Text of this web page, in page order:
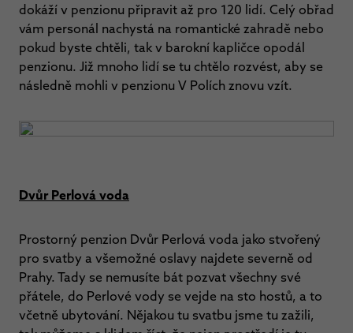
dokáží v penzionu připravit až pro 120 lidí. Celý obřad
vám personál nachystá na romantické zahradě nebo
pokud byste chtěli, tak v barokní kapličce opodál
penzionu. Již mnoho lidí se tu chtělo rozvést, aby se
následně mohli v penzionu V Polích znovu vzít.
Dvůr Perlová voda
Prostorný penzion Dvůr Perlová voda jako stvořený
pro svatby a všemožné oslavy najdete severně od
Prahy. Tady se nemusíte bát pozvat všechny své
přátele, do Perlové vody se vejde na sto hostů, a to
včetně ubytování. Nějakou tu svatbu jsme tu zažili,